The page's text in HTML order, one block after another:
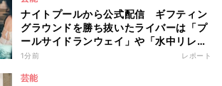
ナイトプールから公式配信 ギフティン
グラウンドを勝ち抜いたライバーは「プ
ールサイドランウェイ」や「水中リレ
ー」にも参加 『イチナナイト★プー
1分前 レポート
芸能